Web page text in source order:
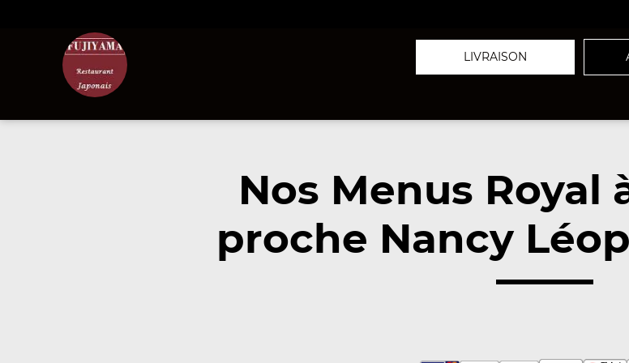
LIVRAISON
Nos Menus Royal
proche Nancy